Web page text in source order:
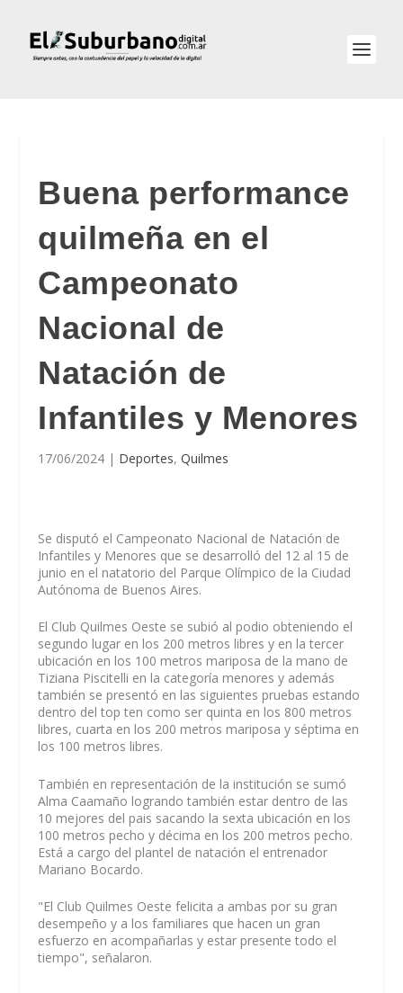
Buena performance
quilmeña en el
Campeonato
Nacional de
Natación de
Infantiles y Menores
17/06/2024 | Deportes,Quilmes
Se disputó el Campeonato Nacional de Natación de
Infantiles y Menores que se desarrolló del 12 al 15 de
junio en el natatorio del Parque Olímpico de la Ciudad
Autónoma de Buenos Aires.
El Club Quilmes Oeste se subió al podio obteniendo el
segundo lugar en los 200 metros libres y en latercer
ubicación en los 100 metros mariposa de la mano de
Tiziana Piscitelli en la categoría menores y además
también se presentó en las siguientes pruebas estando
dentro del top ten como ser quinta en los 800 metros
libres, cuarta en los 200 metros mariposa y séptima en
los 100 metros libres.
También en representación de la institución se sumó
Alma Caamaño logrando también estar dentro de las
10 mejores del pais sacando la sexta ubicación en los
100 metros pecho y décima en los 200 metros pecho.
Está a cargo del plantel de natación el entrenador
Mariano Bocardo.
"El Club Quilmes Oeste felicita a ambas por su gran
desempeño y a los familiares que hacen un gran
esfuerzo en acompañarlas y estar presente todo el
tiempo", señalaron.